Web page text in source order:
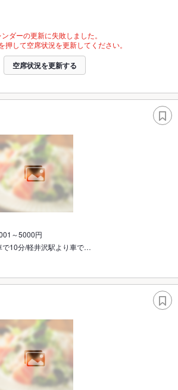
ダーの更新に失敗しました。
押して空席状況を更新してください。
空席状況を更新する
～5000円
で10分/軽井沢駅より車で…